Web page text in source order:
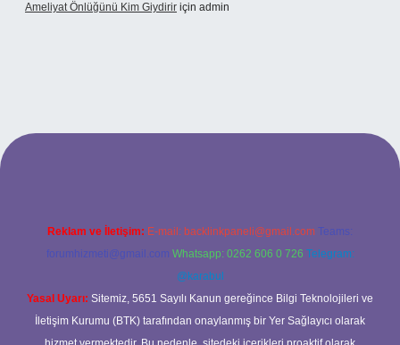
Ameliyat Önlüğünü Kim Giydirir için admin
giriş
Reklam ve İletişim: E-mail: backlinkpaneli@gmail.com Teams:
forumhizmeti@gmail.com Whatsapp: 0262 606 0 726 Telegram:
@karabul
Yasal Uyarı: Sitemiz, 5651 Sayılı Kanun gereğince Bilgi Teknolojileri ve
İletişim Kurumu (BTK) tarafından onaylanmış bir Yer Sağlayıcı olarak